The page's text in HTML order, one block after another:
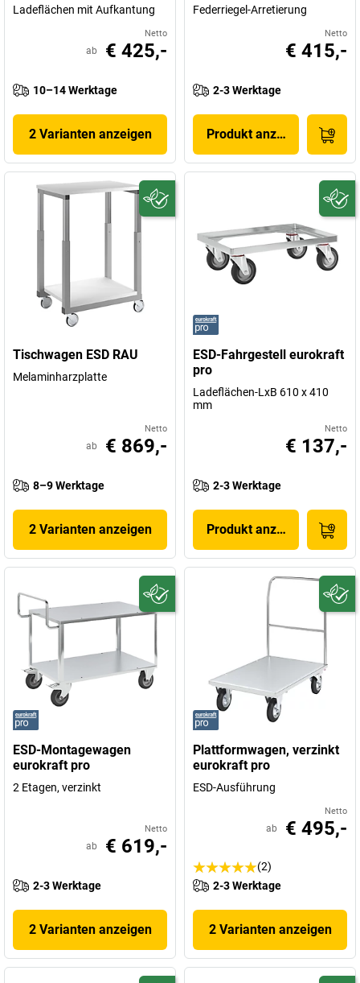
Ladeflächen mit Aufkantung
Netto
ab € 425,-
10–14 Werktage
2 Varianten anzeigen
Federriegel-Arretierung
Netto
€ 415,-
2-3 Werktage
Produkt anzeigen
Tischwagen ESD RAU
Melaminharzplatte
Netto
ab € 869,-
8–9 Werktage
2 Varianten anzeigen
ESD-Fahrgestell eurokraft
pro
Ladeflächen-LxB 610 x 410
mm
Netto
€ 137,-
2-3 Werktage
Produkt anzeigen
ESD-Montagewagen
eurokraft pro
2 Etagen, verzinkt
Netto
ab € 619,-
2-3 Werktage
2 Varianten anzeigen
Plattformwagen, verzinkt
eurokraft pro
ESD-Ausführung
Netto
ab € 495,-
(2)
2-3 Werktage
2 Varianten anzeigen